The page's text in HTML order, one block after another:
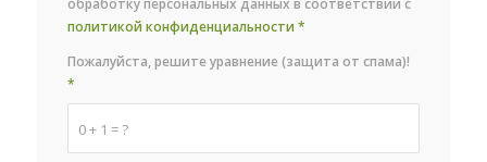
политикой конфиденциальности *
0 + 1 = ?
Пожалуйста, решите уравнение (защита от спама)!
*